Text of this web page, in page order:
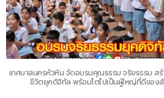
เทศบาลนครหัวหิน จัดอบรมคุณธรรม จริยธรรม ส
ชีวิตยุคดิจิทัล พร้อมโตไปเป็นผู้ใหญ่ที่ดีของ